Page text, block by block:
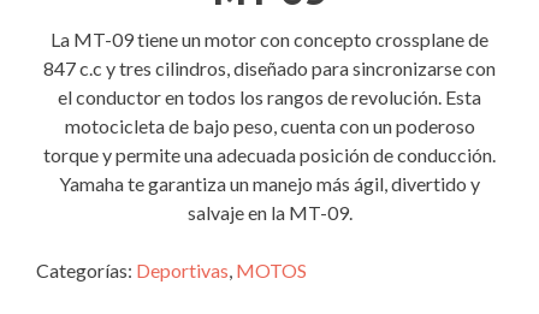
La MT-09 tiene un motor con concepto crossplane de
847 c.c y tres cilindros, diseñado para sincronizarse con
el conductor en todos los rangos de revolución. Esta
motocicleta de bajo peso, cuenta con un poderoso
torque y permite una adecuada posición de conducción.
Yamaha te garantiza un manejo más ágil, divertido y
salvaje en la MT-09.
Categorías: Deportivas, MOTOS